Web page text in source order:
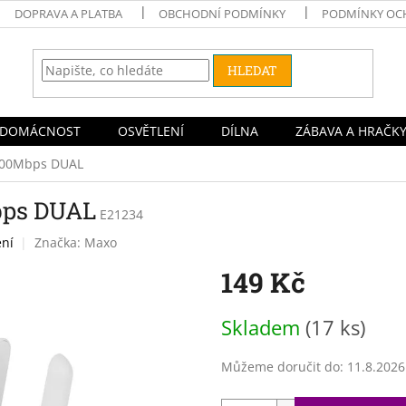
DOPRAVA A PLATBA OBCHODNÍ PODMÍNKY PODMÍNKY
HLEDAT
DOMÁCNOST OSVĚTLENÍ DÍLNA ZÁBAVA A HRAČKY
DUAL
DUAL E21234
Značka: Maxo
149 Kč
cena:
Skladem (17 ks)
Můžeme doručit do: 11.8.2026